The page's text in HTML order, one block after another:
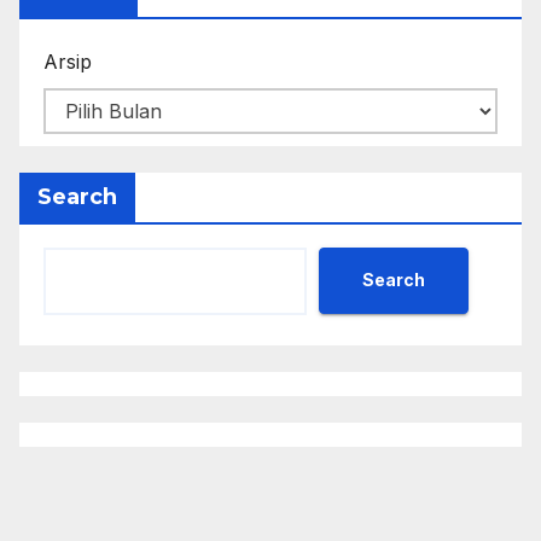
Arsip
Search
Search